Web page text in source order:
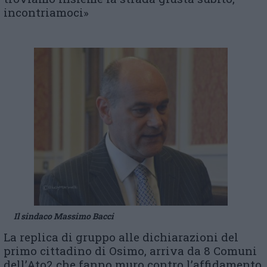
incontriamoci»
Il sindaco Massimo Bacci
La replica di gruppo alle dichiarazioni del
primo cittadino di Osimo, arriva da 8 Comuni